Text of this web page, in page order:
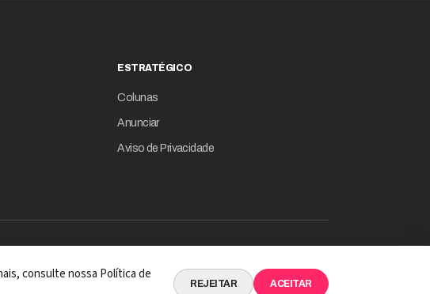
ESTRATÉGICO
Colunas
Anunciar
Aviso de Privacidade
COM INTELIGÊNCIA DE DADOS EM SUA ESSÊNCIA
consulte nossa Política de
REJEITAR ACEITAR